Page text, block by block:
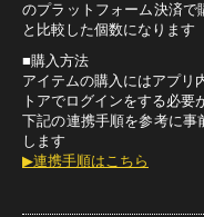
のプラットフォーム決済で
と比較した個数になります
■購入方法
アイテムの購入にはアプリ
トアでログインをする必要
下記の連携手順を参考に事
します
▶連携手順はこちら